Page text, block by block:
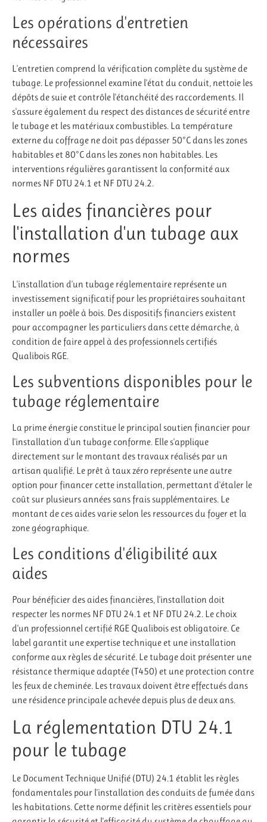
Les opérations d'entretien
nécessaires
L'entretien comprend la vérification complète du système de
tubage. Le professionnel examine l'état du conduit, nettoie les
dépôts de suie et contrôle l'étanchéité des raccordements. Il
s'assure également du respect des distances de sécurité entre
le tubage et les matériaux combustibles. La température
externe du coffrage ne doit pas dépasser 50°C dans les zones
habitables et 80°C dans les zones non habitables. Les
interventions régulières garantissent la conformité aux
normes NF DTU 24.1 et NF DTU 24.2.
Les aides financières pour
l'installation d'un tubage aux
normes
L'installation d'un tubage réglementaire représente un
investissement significatif pour les propriétaires souhaitant
installer un poêle à bois. Des dispositifs financiers existent
pour accompagner les particuliers dans cette démarche, à
condition de faire appel à des professionnels certifiés
Qualibois RGE.
Les subventions disponibles pour le
tubage réglementaire
La prime énergie constitue le principal soutien financier pour
l'installation d'un tubage conforme. Elle s'applique
directement sur le montant des travaux réalisés par un
artisan qualifié. Le prêt à taux zéro représente une autre
option pour financer cette installation, permettant d'étaler le
coût sur plusieurs années sans frais supplémentaires. Le
montant de ces aides varie selon les ressources du foyer et la
zone géographique.
Les conditions d'éligibilité aux
aides
Pour bénéficier des aides financières, l'installation doit
respecter les normes NF DTU 24.1 et NF DTU 24.2. Le choix
d'un professionnel certifié RGE Qualibois est obligatoire. Ce
label garantit une expertise technique et une installation
conforme aux règles de sécurité. Le tubage doit présenter une
résistance thermique adaptée (T450) et une protection contre
les feux de cheminée. Les travaux doivent être effectués dans
une résidence principale achevée depuis plus de deux ans.
La réglementation DTU 24.1
pour le tubage
Le Document Technique Unifié (DTU) 24.1 établit les règles
fondamentales pour l'installation des conduits de fumée dans
les habitations. Cette norme définit les critères essentiels pour